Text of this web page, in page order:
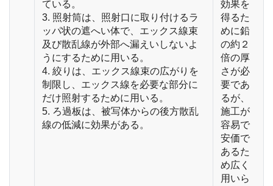
ている。
3. 照射筒は、照射口に取り付けるラ
ッパ状の遮へい体で、エックス線束
及び散乱線が外部へ漏えいしないよ
うにするために用いる。
4. 絞りは、エックス線束の広がりを
制限し、エックス線を必要な部分に
だけ照射するために用いる。
5. ろ過板は、被写体からの後方散乱
線の低減に効果がある。
効果を
得るた
めに鉛
の約２
倍の厚
さが必
要であ
るが、
施工が
容易で
安価で
あるた
め広く
用いら